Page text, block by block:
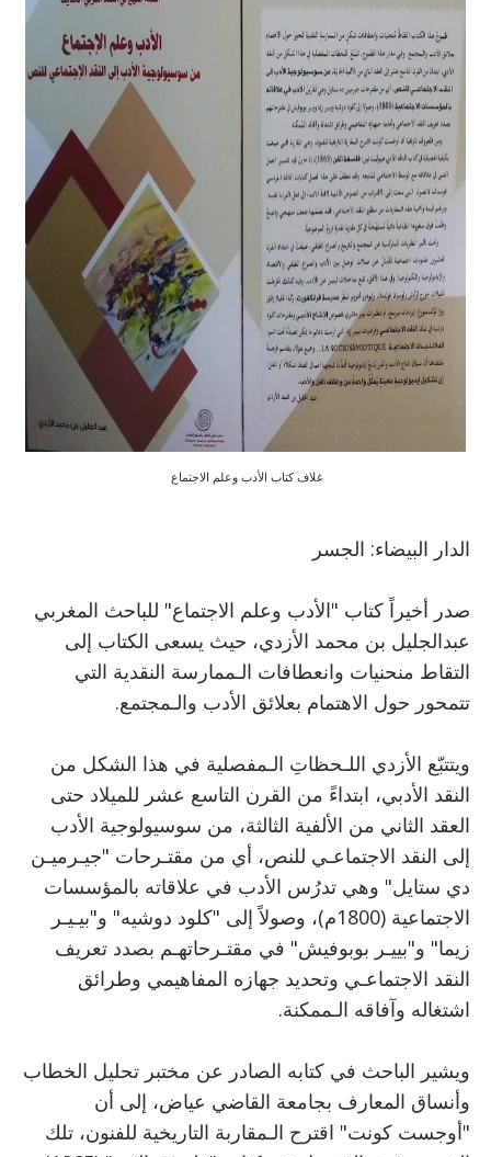
غلاف كتاب الأدب وعلم الاجتماع
الدار البيضاء: الجسر
صدر أخيراً كتاب "الأدب وعلم الاجتماع" للباحث المغربي
عبدالجليل بن محمد الأزدي، حيث يسعى الكتاب إلى
التقاط منحنيات وانعطافات الـممارسة النقدية التي
تتمحور حول الاهتمام بعلائق الأدب والـمجتمع.
ويتتبّع الأزدي اللـحظاتِ الـمفصلية في هذا الشكل من
النقد الأدبي، ابتداءً من القرن التاسع عشر للميلاد حتى
العقد الثاني من الألفية الثالثة، من سوسيولوجية الأدب
إلى النقد الاجتماعـي للنص، أي من مقتـرحات "جيـرميـن
دي ستايل" وهي تدرُس الأدب في علاقاته بالمؤسسات
الاجتماعية (1800م)، وصولاً إلى "كلود دوشيه" و"بيـيـر
زيما" و"بييـر بوبوفيش" في مقتـرحاتهـم بصدد تعريف
النقد الاجتماعـي وتحديد جهازه المفاهيمي وطرائق
اشتغاله وآفاقه الـممكنة.
ويشير الباحث في كتابه الصادر عن مختبر تحليل الخطاب
وأنساق المعارف بجامعة القاضي عياض، إلى أن
"أوجست كونت" اقترح الـمقاربة التاريخية للفنون، تلك